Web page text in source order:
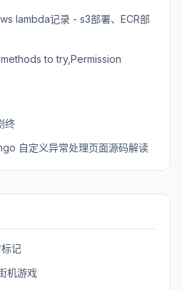
lambda记录 - s3部署、ECR部
to try,Permission
终
自定义异常处理页面源码解读
记
机游戏